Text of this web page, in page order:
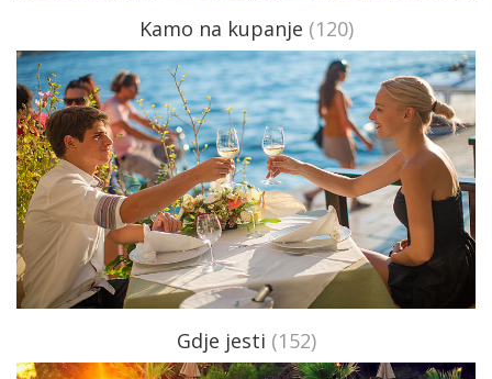
Kamo na kupanje (120)
Gdje jesti (152)